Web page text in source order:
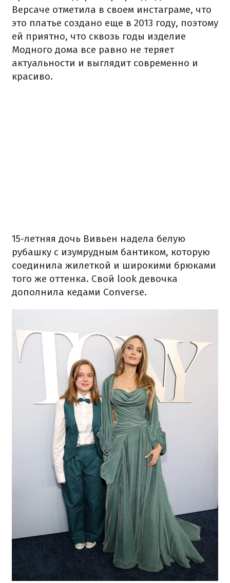
Версаче отметила в своем инстаграме, что
это платье создано еще в 2013 году, поэтому
ей приятно, что сквозь годы изделие
Модного дома все равно не теряет
актуальности и выглядит современно и
красиво.
15-летняя дочь Вивьен надела белую
рубашку с изумрудным бантиком, которую
соединила жилеткой и широкими брюками
того же оттенка. Свой look девочка
дополнила кедами Converse.